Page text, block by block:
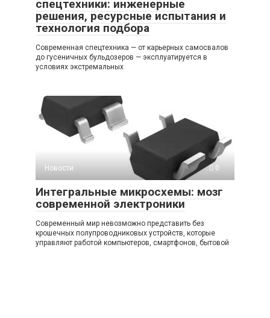
спецтехники: инженерные
решения, ресурсные испытания и
технология подбора
Современная спецтехника — от карьерных самосвалов
до гусеничных бульдозеров — эксплуатируется в
условиях экстремальных
Новости 0
Интегральные микросхемы: мозг
современной электроники
Современный мир невозможно представить без
крошечных полупроводниковых устройств, которые
управляют работой компьютеров, смартфонов, бытовой